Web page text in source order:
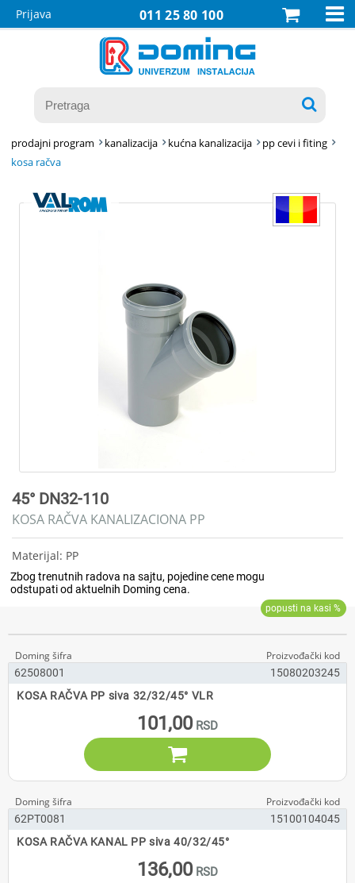
011 25 80 100
Prijava 

prodajni program kanalizacija kućna kanalizacija
pp cevi i fiting
kosa račva
45° DN32-110
KOSA RAČVA KANALIZACIONA PP
Materijal: PP
62508001
15080203245
KOSA RAČVA PP siva 32/32/45° VLR
101,00

62PT0081
15100104045
KOSA RAČVA KANAL PP siva 40/32/45°
136,00